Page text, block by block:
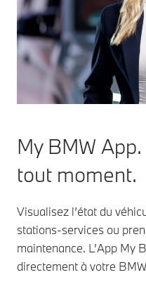
My BMW
tout moment.
Visualisez l’état du
stations-services ou
maintenance. L’App My
directement à votre